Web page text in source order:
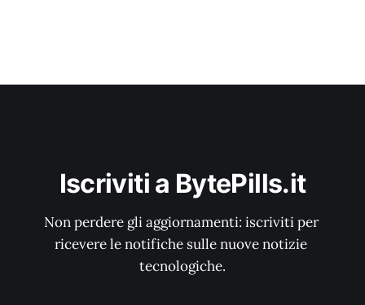
Iscriviti a BytePills.it
Non perdere gli aggiornamenti: iscriviti per
ricevere le notifiche sulle nuove notizie
tecnologiche.